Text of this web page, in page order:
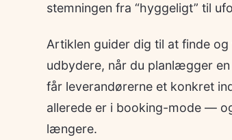
stemningen fra “hyggeligt” til
Artiklen guider dig til at finde
udbydere, når du planlægger
får leverandørerne et konkret
allerede er i booking-mode —
længere.